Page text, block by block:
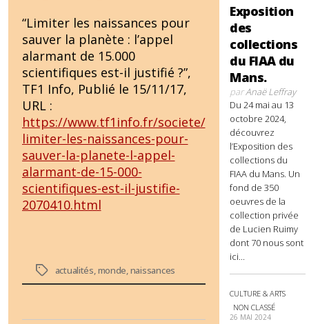
“Limiter les naissances pour
sauver la planète : l’appel
alarmant de 15.000
scientifiques est-il justifié ?”,
TF1 Info, Publié le 15/11/17,
URL :
https://www.tf1info.fr/societe/
limiter-les-naissances-pour-
sauver-la-planete-l-appel-
alarmant-de-15-000-
scientifiques-est-il-justifie-
2070410.html
Étiquettes
actualités,monde,naissances
Exposition
des
collections
du FIAA du
Mans.
parAnaë Leffray
Du 24 mai au 13
octobre 2024,
découvrez
l’Exposition des
collections du
FIAA du Mans. Un
fond de 350
oeuvres de la
collection privée
de Lucien Ruimy
dont 70 nous sont
ici...
CULTURE & ARTS
NON CLASSÉ
26 MAI 2024